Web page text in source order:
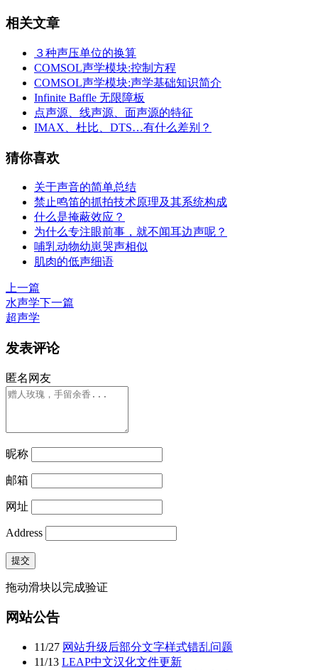
相关文章
３种声压单位的换算
COMSOL声学模块:控制方程
COMSOL声学模块:声学基础知识简介
Infinite Baffle 无限障板
点声源、线声源、面声源的特征
IMAX、杜比、DTS…有什么差别？
猜你喜欢
关于声音的简单总结
禁止鸣笛的抓拍技术原理及其系统构成
什么是掩蔽效应？
为什么专注眼前事，就不闻耳边声呢？
哺乳动物幼崽哭声相似
肌肉的低声细语
上一篇
水声学下一篇
超声学
发表评论
匿名网友
昵称
邮箱
网址
Address
提交
拖动滑块以完成验证
网站公告
11/27 网站升级后部分文字样式错乱问题
11/13 LEAP中文汉化文件更新